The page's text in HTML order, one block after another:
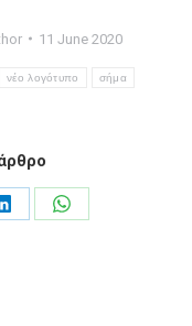
11 June 2020
νέο λογότυπο σήμα
Share
Share